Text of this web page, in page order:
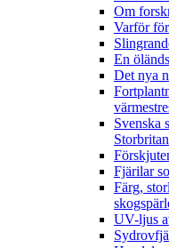
Om
Varför
En
Det nya
Svenska
Fjärilar
Färg,
UV-ljus